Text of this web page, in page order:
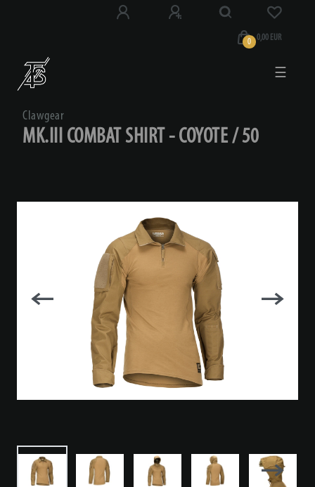
0 0,00 EUR
☰
Clawgear
MK.III COMBAT SHIRT - COYOTE / 50